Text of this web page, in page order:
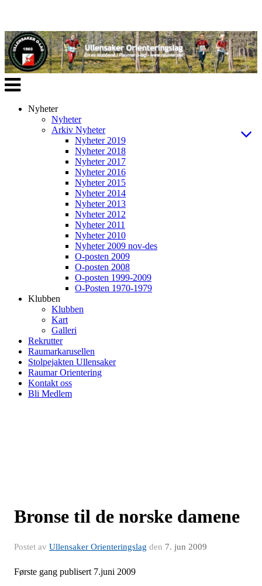
Veksle
navigasjon
Nyheter
Nyheter
Arkiv Nyheter
Nyheter 2019
Nyheter 2018
Nyheter 2017
Nyheter 2016
Nyheter 2015
Nyheter 2014
Nyheter 2013
Nyheter 2012
Nyheter 2011
Nyheter 2010
Nyheter 2009 nov-des
O-posten 2009
O-posten 2008
O-posten 1999-2009
O-Posten 1970-1979
Klubben
Klubben
Kart
Galleri
Rekrutter
Raumarkarusellen
Stolpejakten Ullensaker
Raumar Orientering
Kontakt oss
Bli Medlem
Bronse til de norske damene
Postet av Ullensaker Orienteringslag den 7. jun 2009
Første gang publisert 7.juni 2009